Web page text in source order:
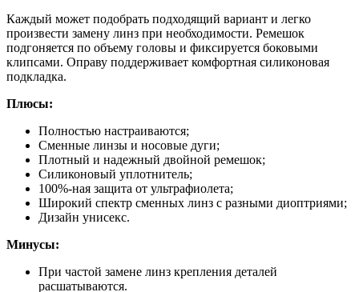
Каждый может подобрать подходящий вариант и легко
произвести замену линз при необходимости. Ремешок
подгоняется по объему головы и фиксируется боковыми
клипсами. Оправу поддерживает комфортная силиконовая
подкладка.
Плюсы:
Полностью настраиваются;
Сменные линзы и носовые дуги;
Плотный и надежный двойной ремешок;
Силиконовый уплотнитель;
100%-ная защита от ультрафиолета;
Широкий спектр сменных линз с разными диоптриями;
Дизайн унисекс.
Минусы:
При частой замене линз крепления деталей
расшатываются.